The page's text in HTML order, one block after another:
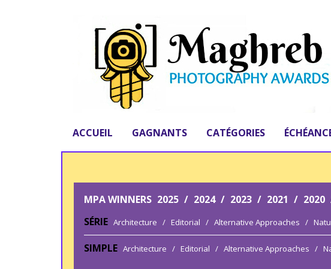
ACCUEIL GAGNANTS CATÉGORIES
MPA WINNERS 2025 / 2024 / 2023 / 2021 / 2020
SÉRIE Architecture / Editorial / Alternative Approaches /
SIMPLE Architecture / Editorial / Alternative Approaches /